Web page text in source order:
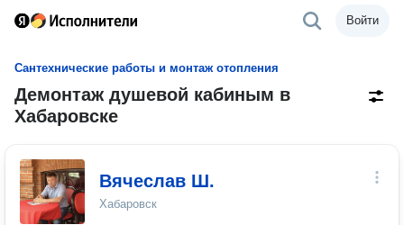
Войти
Сантехнические работы и монтаж отопления
Демонтаж душевой кабиным в
Хабаровске
Вячеслав Ш.
Хабаровск